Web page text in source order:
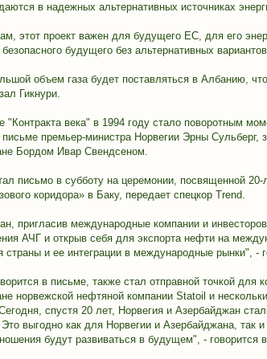
в надежных альтернативных источниках
этот проект важен для будущего ЕС, для его
будущего без альтернативных
объем газа будет поставляться в Албанию,
Гикнури.
"Контракта века" в 1994 году стало поворотным
письме премьер-министра Норвегии Эрны Сульберг,
Бордом Ивар Свендсеном.
письмо в субботу на церемонии, посвященной 20-
коридора» в Баку, передает спецкор Trend.
пригласив международные компании и
АЧГ и открыв себя для экспорта нефти на
страны и ее интеграции в международные рынки", -
в письме, также стал отправной точкой для
норвежской нефтяной компании Statoil и
спустя 20 лет, Норвегия и Азербайджан
Это выгодно как для Норвегии и Азербайджана,
будут развиваться в будущем", - говорится